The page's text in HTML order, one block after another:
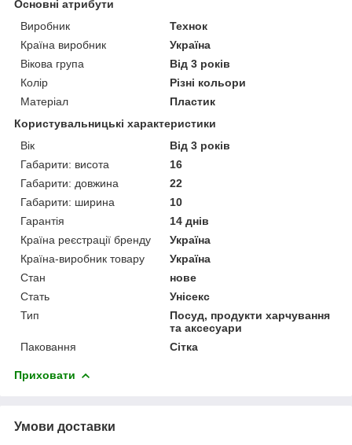
Основні атрибути
Виробник
Технок
Країна виробник
Україна
Вікова група
Від 3 років
Колір
Різні кольори
Матеріал
Пластик
Користувальницькі характеристики
Вік
Від 3 років
Габарити: висота
16
Габарити: довжина
22
Габарити: ширина
10
Гарантія
14 днів
Країна реєстрації бренду
Україна
Країна-виробник товару
Україна
Стан
нове
Стать
Унісекс
Тип
Посуд, продукти харчування
та аксесуари
Паковання
Сітка
Приховати
Умови доставки